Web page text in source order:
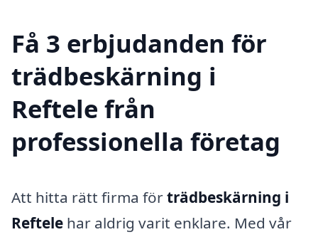
Få 3 erbjudanden för
trädbeskärning i
Reftele från
professionella företag
Att hitta rätt firma förträdbeskärning i
Reftele har aldrig varit enklare. Med vår